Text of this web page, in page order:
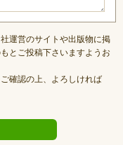
運営のサイトや出版物に掲
とご投稿下さいますようお
確認の上、よろしければ